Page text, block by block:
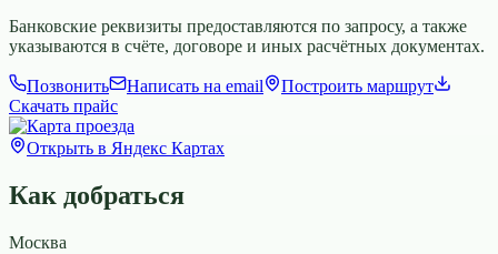
Банковские реквизиты предоставляются по запросу, а также
указываются в счёте, договоре и иных расчётных документах.
Позвонить Написать на email
Построить маршрут
Скачать прайс
Открыть в Яндекс Картах
Как добраться
Москва